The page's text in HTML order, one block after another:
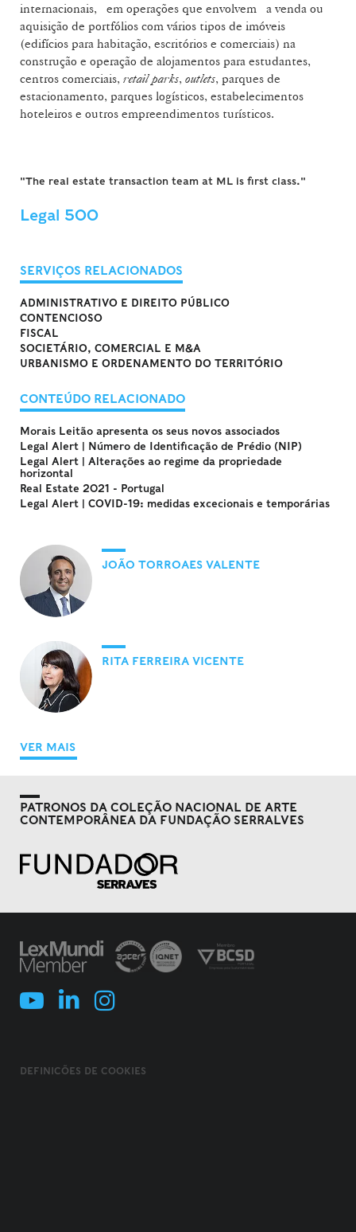
internacionais, em operações que envolvem a venda ou
aquisição de portfólios com vários tipos de imóveis
(edifícios para habitação, escritórios e comerciais) na
construção e operação de alojamentos para estudantes,
centros comerciais, retail parks, outlets, parques de
estacionamento, parques logísticos, estabelecimentos
hoteleiros e outros empreendimentos turísticos.
"The real estate transaction team at ML is first class."
Legal 500
SERVIÇOS RELACIONADOS
ADMINISTRATIVO E DIREITO PÚBLICO
CONTENCIOSO
FISCAL
SOCIETÁRIO, COMERCIAL E M&A
URBANISMO E ORDENAMENTO DO TERRITÓRIO
CONTEÚDO RELACIONADO
Morais Leitão apresenta os seus novos associados
Legal Alert | Número de Identificação de Prédio (NIP)
Legal Alert | Alterações ao regime da propriedade
horizontal
Real Estate 2021 - Portugal
Legal Alert | COVID-19: medidas excecionais e temporárias
JOÃO TORROAES VALENTE
RITA FERREIRA VICENTE
VER MAIS
PATRONOS DA COLEÇÃO NACIONAL DE ARTE
CONTEMPORÂNEA DA FUNDAÇÃO SERRALVES
DEFINIÇÕES DE COOKIES